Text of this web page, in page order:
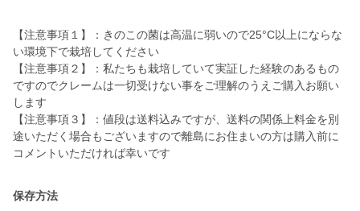
【注意事項１】：きのこの菌は高温に弱いので25°C以上にならな
い環境下で栽培してください
【注意事項２】：私たちも栽培していて実証した経験のあるもの
ですのでクレームは一切受けない事をご理解のうえご購入お願い
します
【注意事項３】：値段は送料込みですが、送料の関係上料金を別
途いただく場合もございますので離島にお住まいの方は購入前に
コメントいただければ幸いです
保存方法